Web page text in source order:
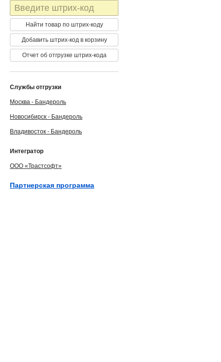
Штрих-
код
Найти товар по штрих-коду
Добавить штрих-код в корзину
Отчет об отгрузке штрих-кода
Службы отгрузки
Москва - Бандероль
Новосибирск - Бандероль
Владивосток - Бандероль
Интегратор
ООО «Трастсофт»
Партнерская программа